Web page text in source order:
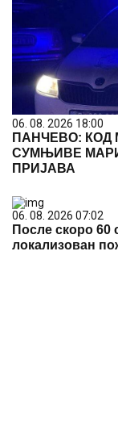
06. 08. 2026 18:00
ПАНЧЕВО: КОД
СУМЊИВЕ
ПРИЈАВА
06. 08. 2026 07:02
После скоро 60
локализован